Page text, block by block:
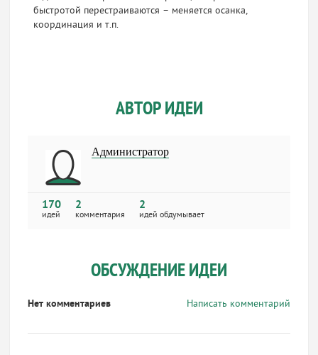
быстротой перестраиваются – меняется осанка,
координация и т.п.
АВТОР ИДЕИ
Администратор
170
идей
2
комментария
2
идей обдумывает
ОБСУЖДЕНИЕ ИДЕИ
Написать комментарий
Нет комментариев